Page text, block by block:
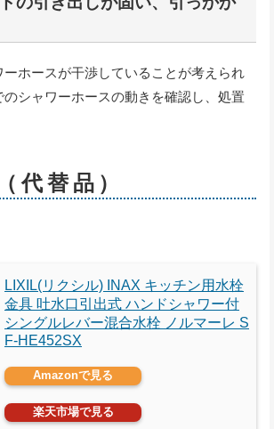
ーホースが干渉していることが考えられ
のシャワーホースの動きを確認し、処置
代替品）
LIXIL(リクシル) INAX キッチン用水栓
金具 吐水口引出式 ハンドシャワー付
シングルレバー混合水栓 ノルマーレ S
F-HE452SX
Amazonで見る
楽天市場で見る